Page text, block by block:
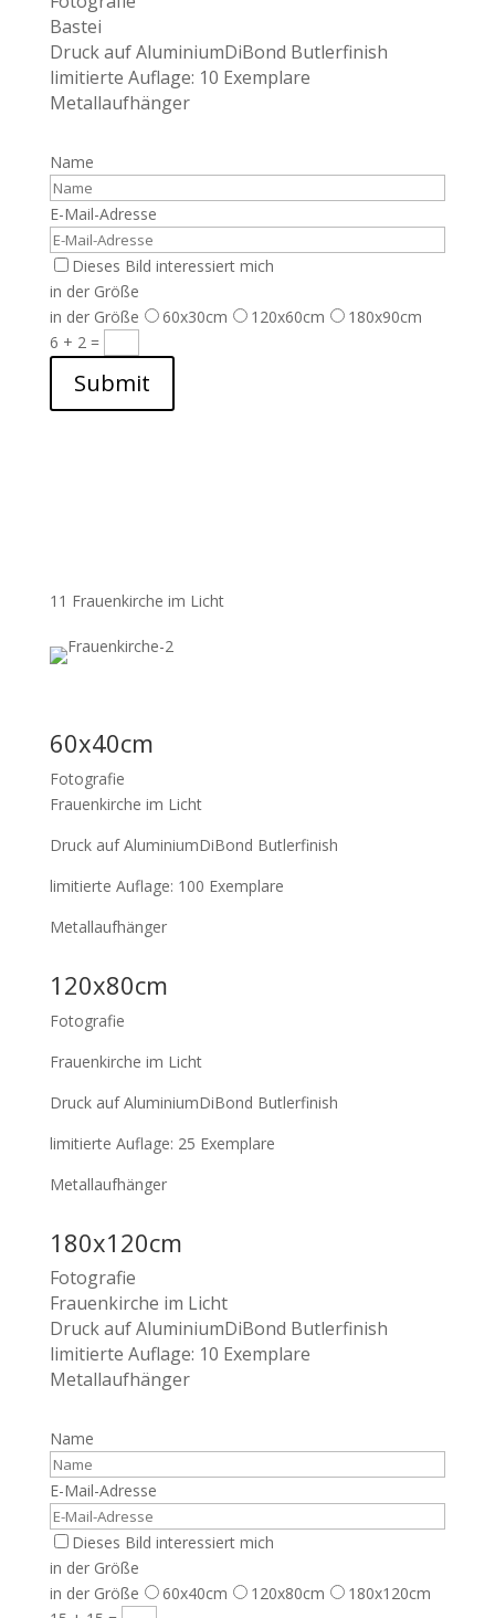
Bastei
Druck auf AluminiumDiBond Butlerfinish
limitierte Auflage: 10 Exemplare
Metallaufhänger
Name
E-Mail-Adresse
Dieses Bild interessiert mich
in der Größe
in der Größe
60x30cm 120x60cm
180x90cm
6 + 2=
Submit
11 Frauenkirche im Licht
60x40cm
Fotografie
Frauenkirche im Licht
Druck auf AluminiumDiBond Butlerfinish
limitierte Auflage: 100 Exemplare
Metallaufhänger
120x80cm
Fotografie
Frauenkirche im Licht
Druck auf AluminiumDiBond Butlerfinish
limitierte Auflage: 25 Exemplare
Metallaufhänger
180x120cm
Fotografie
Frauenkirche im Licht
Druck auf AluminiumDiBond Butlerfinish
limitierte Auflage: 10 Exemplare
Metallaufhänger
Name
E-Mail-Adresse
Dieses Bild interessiert mich
in der Größe
in der Größe
60x40cm 120x80cm
180x120cm